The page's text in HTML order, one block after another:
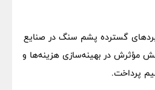
گسترده پشم سنگ در صنایع
مؤثرش در بهینه‌سازی هزینه‌ها و
پرداخت.